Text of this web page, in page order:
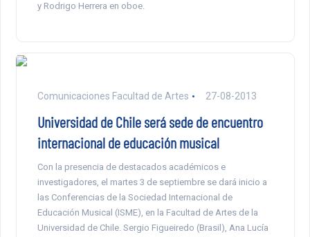
y Rodrigo Herrera en oboe.
Comunicaciones Facultad de Artes 27-08-2013
Universidad de Chile será sede de encuentro
internacional de educación musical
Con la presencia de destacados académicos e
investigadores, el martes 3 de septiembre se dará inicio a
las Conferencias de la Sociedad Internacional de
Educación Musical (ISME), en la Facultad de Artes de la
Universidad de Chile. Sergio Figueiredo (Brasil), Ana Lucía